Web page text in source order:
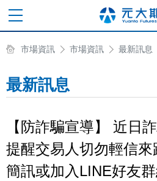
市場資訊 市場資訊 最新訊息
最新訊息
【防詐騙宣導】 近日
提醒交易人切勿輕信來
簡訊或加入LINE好友群